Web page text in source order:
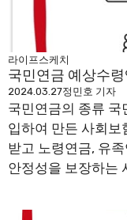
라이프스케치
국민연금 예상수
2024.03.27정민호 기자
국민연금의 종류 국
입하여 만든 사회
받고 노령연금, 유
안정성을 보장하는